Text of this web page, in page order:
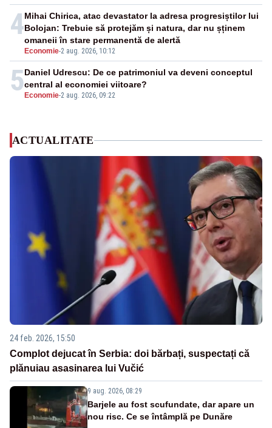
4
Economie-2 aug. 2026, 10:12
Mihai Chirica, atac devastator la adresa progresiștilor lui
Bolojan: Trebuie să protejăm și natura, dar nu șținem
omaneii în stare permanentă de alertă
5 Economie-2 aug. 2026, 09:22
Daniel Udrescu: De ce patrimoniul va deveni conceptul
central al economiei viitoare?
ACTUALITATE
24 feb. 2026, 15:50
Complot dejucat în Serbia: doi bărbați, suspectați că
plănuiau asasinarea lui Vučić
9 aug. 2026, 08:29
Barjele au fost scufundate, dar apare un
nou risc. Ce se întâmplă pe Dunăre